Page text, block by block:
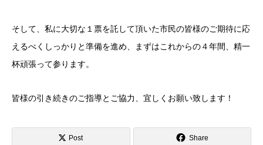
そして、私に大切な１票を託して頂いた市民の皆様のご期待に応
えるべくしっかりと準備を進め、まずはこれからの４年間、精一
杯頑張って参ります。
皆様の引き続きのご指導とご協力、宜しくお願い致します！
Post Share